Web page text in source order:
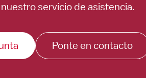
servicio de asistencia.
Ponte en contacto